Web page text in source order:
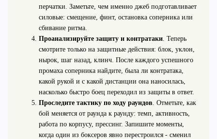
перчатки. Заметьте, чем именно джеб подготавливает
силовые: смещение, финт, остановка соперника или
сбивание ритма.
Проанализируйте защиту и контратаки. Теперь
смотрите только на защитные действия: блок, уклон,
нырок, шаг назад, клинч. После каждого успешного
промаха соперника найдите, была ли контратака,
какой рукой и с какой дистанции она наносилась,
насколько быстро боец переходил из защиты в ответ.
Проследите тактику по ходу раундов . Отметьте, как
бой меняется от раунда к раунду: темп, активность,
работа по корпусу, прессинг. Запишите моменты,
когда один из боксеров явно перестроился - сменил